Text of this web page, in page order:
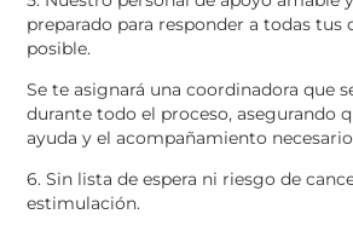
preparado para responder a todas tus
posible.
Se te asignará una coordinadora que
durante todo el proceso, asegurando
ayuda y el acompañamiento
6. Sin lista de espera ni riesgo de
estimulación.